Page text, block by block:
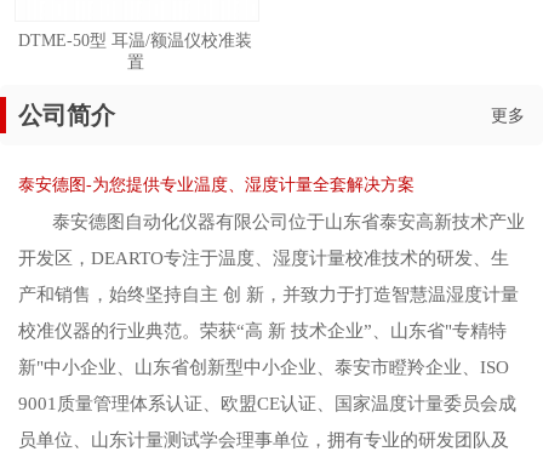
DTME-50型 耳温/额温仪校准装
置
公司简介 更多
泰安德图-为您提供专业温度、湿度计量全套解决方案
泰安德图自动化仪器有限公司位于山东省泰安高新技术产业
开发区，DEARTO专注于温度、湿度计量校准技术的研发、生
产和销售，始终坚持自主 创 新，并致力于打造智慧温湿度计量
校准仪器的行业典范。荣获“高 新 技术企业”、山东省"专精特
新"中小企业、山东省创新型中小企业、泰安市瞪羚企业、ISO
9001质量管理体系认证、欧盟CE认证、国家温度计量委员会成
员单位、山东计量测试学会理事单位，拥有专业的研发团队及